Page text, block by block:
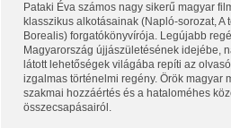
Pataki Éva számos nagy sikerű magyar
klasszikus alkotásainak (Napló-sorozat, A
Borealis) forgatókönyvírója. Legújabb
Magyarország újjászületésének idejébe,
látott lehetőségek világába repíti az
izgalmas történelmi regény. Örök magyar
szakmai hozzáértés és a hataloméhes
összecsapásairól.